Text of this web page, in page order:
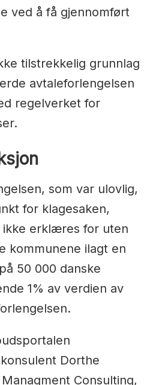
ved å få gjennomført
tilstrekkelig grunnlag
avtaleforlengelsen
regelverket for
som var ulovlig,
for klagesaken,
ikke erklæres for uten
kommunene ilagt en
50 000 danske
1% av verdien av
Dorthe
Consulting,